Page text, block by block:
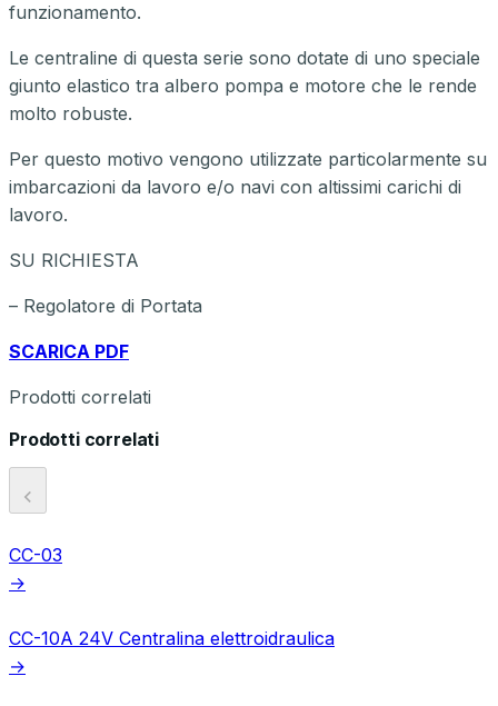
funzionamento.
Le centraline di questa serie sono dotate di uno speciale
giunto elastico tra albero pompa e motore che le rende
molto robuste.
Per questo motivo vengono utilizzate particolarmente su
imbarcazioni da lavoro e/o navi con altissimi carichi di
lavoro.
SU RICHIESTA
– Regolatore di Portata
SCARICA PDF
Prodotti correlati
Prodotti correlati
CC-03
→
CC-10A 24V Centralina elettroidraulica
→